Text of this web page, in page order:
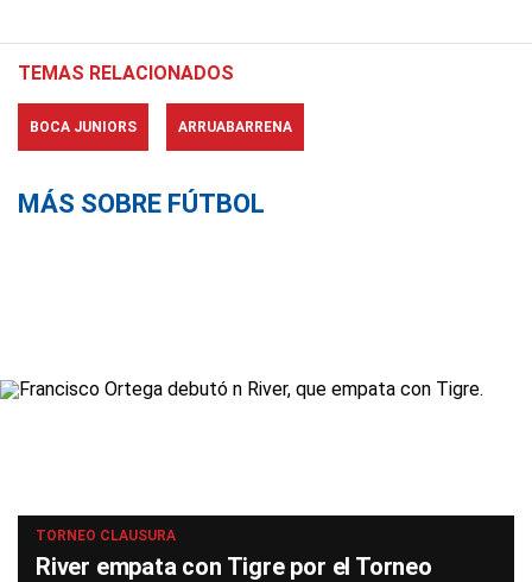
TEMAS RELACIONADOS
BOCA JUNIORS ARRUABARRENA
MÁS SOBRE FÚTBOL
TORNEO CLAUSURA
River empata con Tigre por el Torneo